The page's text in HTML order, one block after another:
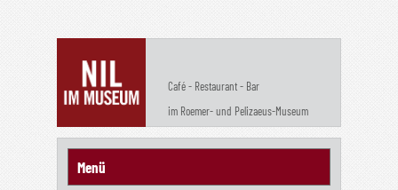
Café - Restaurant - Bar
im Roemer- und Pelizaeus-Museum